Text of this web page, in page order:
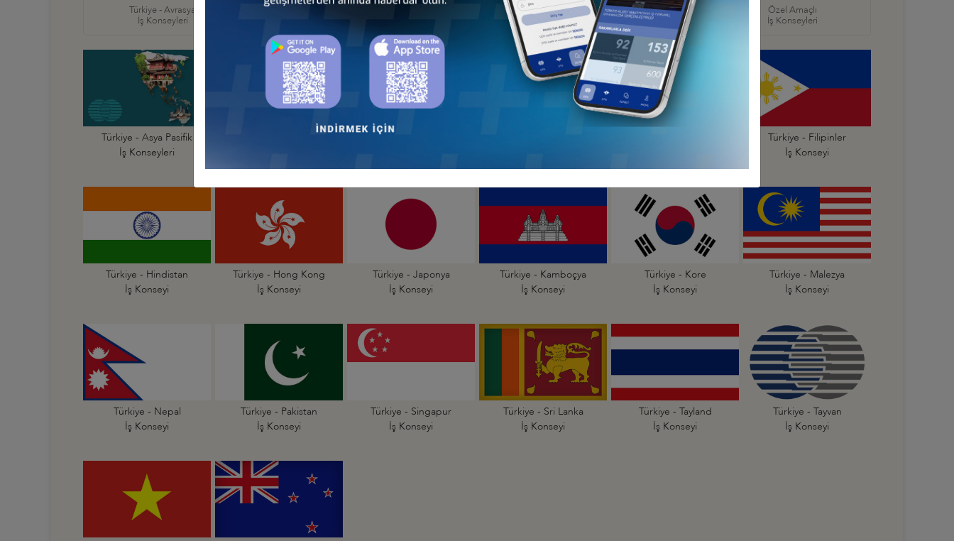
Türkiye - Avrasya
İş Konseyleri
Türkiye - Orta Doğu ve
Körfez İş Konseyleri
Sektörel
İş Konseyleri
Özel Amaçlı
İş Konseyleri
Türkiye - Asya Pasifik
İş Konseyleri
Türkiye - Avustralya
Türkiye - Bangladeş
Türkiye - Filipinler
İş Konseyi
Türkiye - Hindistan
İş Konseyi
Türkiye - Hong Kong
İş Konseyi
Türkiye - Japonya
İş Konseyi
Türkiye - Kamboçya
İş Konseyi
Türkiye - Kore
İş Konseyi
Türkiye - Malezya
İş Konseyi
Türkiye - Nepal
İş Konseyi
Türkiye - Pakistan
İş Konseyi
Türkiye - Singapur
İş Konseyi
Türkiye - Sri Lanka
İş Konseyi
Türkiye - Tayland
İş Konseyi
Türkiye - Tayvan
İş Konseyi